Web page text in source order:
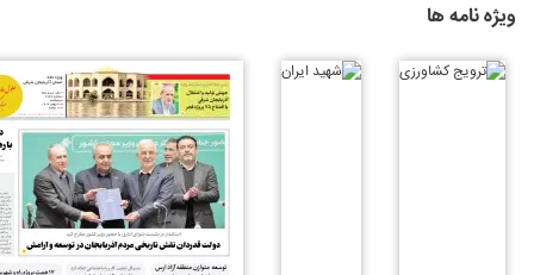
ویژه نامه ها